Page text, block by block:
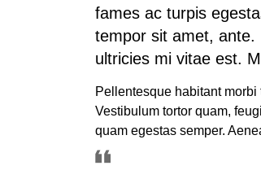
fames ac turpis
tempor sit amet, ante.
ultricies mi vitae est.
Pellentesque habitant
Vestibulum tortor quam,
quam egestas semper.